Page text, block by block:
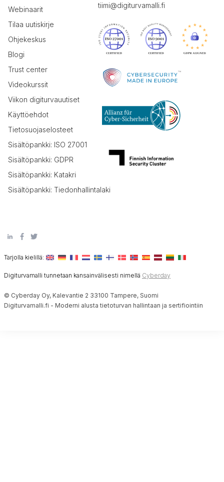
Webinaarit
Tilaa uutiskirje
Ohjekeskus
Blogi
Trust center
Videokurssit
Viikon digiturvauutiset
Käyttöehdot
Tietosuojaselosteet
Sisältöpankki: ISO 27001
Sisältöpankki: GDPR
Sisältöpankki: Katakri
Sisältöpankki: Tiedonhallintalaki
tiimi@digiturvamalli.fi
Tarjolla kielillä:
Digiturvamalli tunnetaan kansainvälisesti nimellä Cyberday
© Cyberday Oy, Kalevantie 2 33100 Tampere, Suomi
Digiturvamalli.fi - Moderni alusta tietoturvan hallintaan ja sertifiointiin